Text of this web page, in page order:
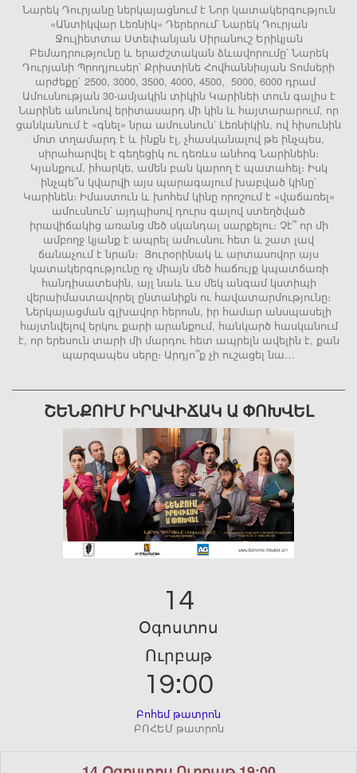
Նարեկ Դուրյանը ներկայացնում է Նոր կատակերգություն
«Անտիկվար Լեռնիկ» Դերերում՝ Նարեկ Դուրյան
Ջուլիետտա Ստեփանյան Սիրանուշ Երիկյան
Բեմադրությունը և երաժշտական ձևավորումը՝ Նարեկ
Դուրյանի Պրոդյուսեր՝ Քրիստինե Հովհաննիսյան Տոմսերի
արժեքը` 2500, 3000, 3500, 4000, 4500, 5000, 6000 դրամ
Ամուսնության 30-ամյակին տիկին Կարինեի տուն գալիս է
Նարինե անունով երիտասարդ մի կին և հայտարարում, որ
ցանկանում է «գնել» նրա ամուսնուն՝ Լեռնիկին, ով հիսունին
մոտ տղամարդ է և ինքն էլ, չհասկանալով թե ինչպես,
սիրահարվել է գեղեցիկ ու դեռևս անհոգ Նարինեին։
Կյանքում, իհարկե, ամեն բան կարող է պատահել։ Իսկ
ինչպե՞ս կվարվի այս պարագայում խաբված կինը՝
Կարինեն։ Իմաստուն և խոհեմ կինը որոշում է «վաճառել»
ամուսնուն՝ այդպիսով դուրս գալով ստեղծված
իրավիճակից առանց մեծ սկանդալ սարքելու։ Չէ՞ որ մի
ամբողջ կյանք է ապրել ամուսնու հետ և շատ լավ
ճանաչում է նրան։ Յուրօրինակ և արտասովոր այս
կատակերգությունը ոչ միայն մեծ հաճույք կպատճառի
հանդիսատեսին, այլ նաև ևս մեկ անգամ կստիպի
վերաիմաստավորել ընտանիքն ու հավատարմությունը։
Ներկայացման գլխավոր հերոսն, իր համար անսպասելի
հայտնվելով երկու քարի արանքում, հանկարծ հասկանում
է, որ երեսուն տարի մի մարդու հետ ապրելն ավելին է, քան
պարզապես սերը։ Արդյո՞ք չի ուշացել նա…
ՇԵՆՔՈՒՄ ԻՐԱՎԻՃԱԿ Ա ՓՈԽՎԵԼ
14
Օգոստոս
Ուրբաթ
19:00
Բոհեմ թատրոն
ԲՈՀԵՄ թատրոն